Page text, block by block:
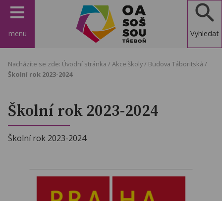
SOU
menu Vyhledat
Nacházíte se zde: Úvodní stránka / Akce školy/ Budova Táboritská /
Školní rok 2023-2024
Školní rok 2023-2024
Školní rok 2023-2024